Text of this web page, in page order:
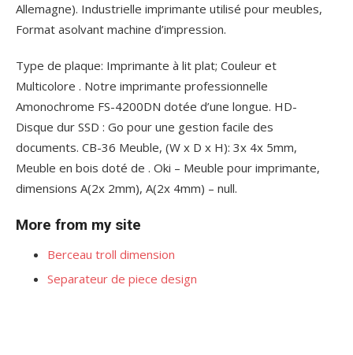
Allemagne). Industrielle imprimante utilisé pour meubles,
Format asolvant machine d’impression.
Type de plaque: Imprimante à lit plat; Couleur et
Multicolore . Notre imprimante professionnelle
Amonochrome FS-4200DN dotée d’une longue. HD-
Disque dur SSD : Go pour une gestion facile des
documents. CB-36 Meuble, (W x D x H): 3x 4x 5mm,
Meuble en bois doté de . Oki – Meuble pour imprimante,
dimensions A(2x 2mm), A(2x 4mm) – null.
More from my site
Berceau troll dimension
Separateur de piece design